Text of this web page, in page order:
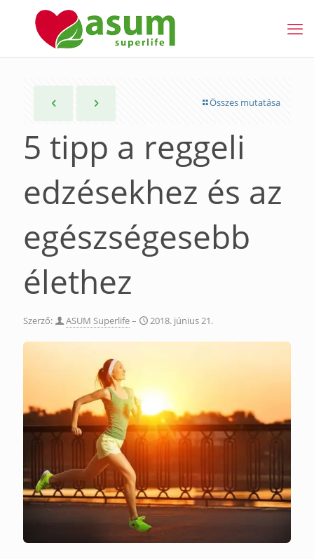
Összes mutatása
5 tipp a reggeli
edzésekhez és az
egészségesebb
élethez
Szerző: ASUM Superlife– 2018. június 21.